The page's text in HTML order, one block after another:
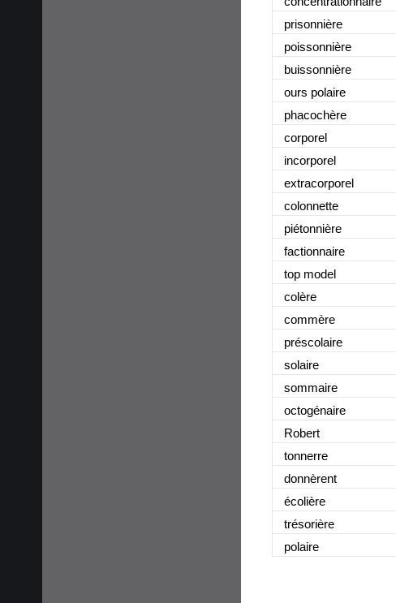
prisonnière
poissonnière
buissonnière
ours polaire
phacochère
corporel
incorporel
extracorporel
colonnette
piétonnière
factionnaire
top model
colère
commère
préscolaire
solaire
sommaire
octogénaire
Robert
tonnerre
donnèrent
écolière
trésorière
polaire